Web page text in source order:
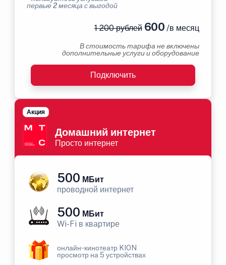
первые 2 месяца с выгодой
1 200 рублей600 /в месяц
В стоимость тарифа не включены
дополнительные услуги и оборудование
Подключить
Домашний интернет
Просто интернет
Акция
500 МБит
проводной интернет
500 МБит
Wi-Fi в квартире
онлайн-кинотеатр KION
просмотр на 5 устройствах